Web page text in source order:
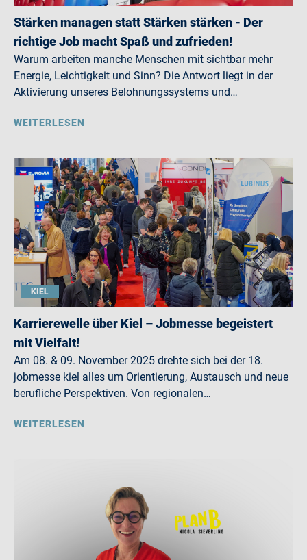
Stärken managen statt Stärken stärken - Der
richtige Job macht Spaß und zufrieden!
Warum arbeiten manche Menschen mit sichtbar mehr
Energie, Leichtigkeit und Sinn? Die Antwort liegt in der
Aktivierung unseres Belohnungssystems und…
WEITERLESEN
KIEL
Karrierewelle über Kiel – Jobmesse begeistert
mit Vielfalt!
Am 08. & 09. November 2025 drehte sich bei der 18.
jobmesse kiel alles um Orientierung, Austausch und neue
berufliche Perspektiven. Von regionalen…
WEITERLESEN